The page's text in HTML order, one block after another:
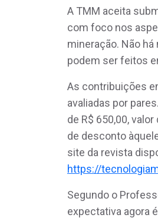
A TMM aceita
com foco nos
mineração. Não
podem ser feitos
As contribuições
avaliadas por
de R$ 650,00,
de desconto
site da revista
https://
Segundo o
expectativa agora